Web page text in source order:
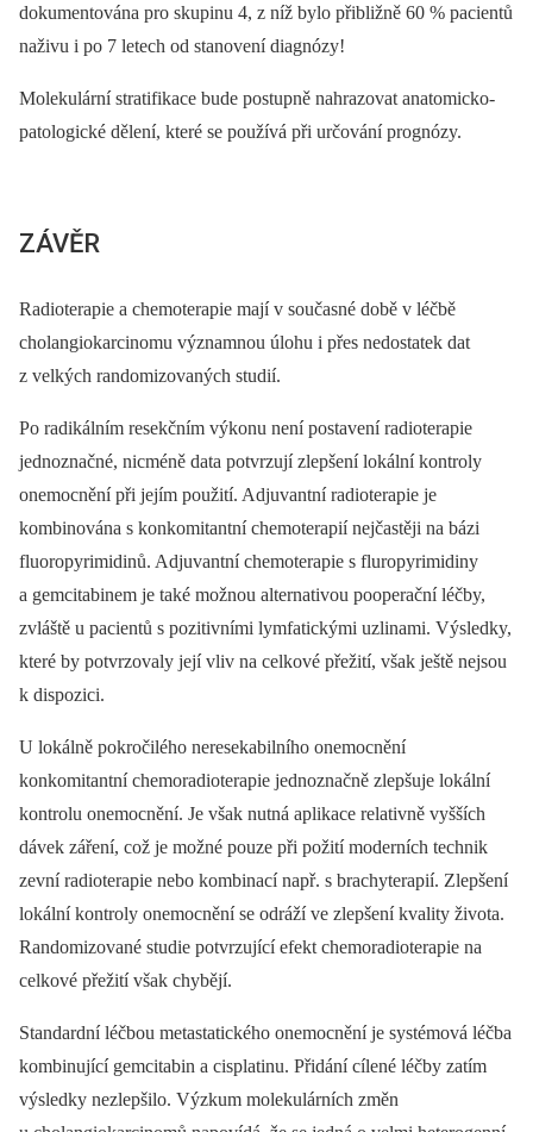
dokumentována pro skupinu 4, z níž bylo přibližně 60 % pacientů
naživu i po 7 letech od stanovení diagnózy!
Molekulární stratifikace bude postupně nahrazovat anatomicko-
patologické dělení, které se používá při určování prognózy.
ZÁVĚR
Radioterapie a chemoterapie mají v současné době v léčbě
cholangiokarcinomu významnou úlohu i přes nedostatek dat
z velkých randomizovaných studií.
Po radikálním resekčním výkonu není postavení radioterapie
jednoznačné, nicméně data potvrzují zlepšení lokální kontroly
onemocnění při jejím použití. Adjuvantní radioterapie je
kombinována s konkomitantní chemoterapií nejčastěji na bázi
fluoropyrimidinů. Adjuvantní chemoterapie s fluropyrimidiny
a gemcitabinem je také možnou alternativou pooperační léčby,
zvláště u pacientů s pozitivními lymfatickými uzlinami. Výsledky,
které by potvrzovaly její vliv na celkové přežití, však ještě nejsou
k dispozici.
U lokálně pokročilého neresekabilního onemocnění
konkomitantní chemoradioterapie jednoznačně zlepšuje lokální
kontrolu onemocnění. Je však nutná aplikace relativně vyšších
dávek záření, což je možné pouze při požití moderních technik
zevní radioterapie nebo kombinací např. s brachyterapií. Zlepšení
lokální kontroly onemocnění se odráží ve zlepšení kvality života.
Randomizované studie potvrzující efekt chemoradioterapie na
celkové přežití však chybějí.
Standardní léčbou metastatického onemocnění je systémová léčba
kombinující gemcitabin a cisplatinu. Přidání cílené léčby zatím
výsledky nezlepšilo. Výzkum molekulárních změn